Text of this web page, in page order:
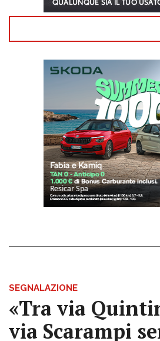
SEGNALAZIONE
«Tra via
via Scarampi